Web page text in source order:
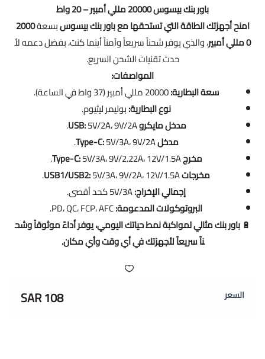
باور بنك بيسوس 20000 مللي أمبير – 20 واط
امنح أجهزتك الطاقة التي تستحقها مع باور بنك بيسوسبسعة2000
0 مللي أمبير
، والذي يوفر شحناً سريعاً وآمناً أينما كنت، بفضل دعمه لأ
حدث تقنيات الشحن السريع.
المواصفات:
سعة البطارية:20000 مللي أمبير (37 واط في الساعة).
نوع البطارية:بوليمر ليثيوم.
مدخل مايكرو USB:5V/2A، 9V/2A.
مدخل Type-C:5V/3A، 9V/2A.
مخرج Type-C:5V/3A، 9V/2.22A، 12V/1.5A.
مخرجات USB1/USB2:5V/3A، 9V/2A، 12V/1.5A.
إجمالي الإخراج:5V/3A كحد أقصى.
البروتوكولات المدعومة:
🔋باور بنك مثالي لمواكبة نمط حياتك اليومي، يوفر أداءً موثوقاً وشح
ناً سريعاً لأجهزتك في أي وقت وأي مكان.
السعر 108 SAR